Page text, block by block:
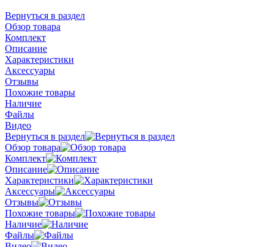
Вернуться в раздел
Обзор товара
Комплект
Описание
Характеристики
Аксессуары
Отзывы
Похожие товары
Наличие
Файлы
Видео
Вернуться в раздел
Обзор товара
Комплект
Описание
Характеристики
Аксессуары
Отзывы
Похожие товары
Наличие
Файлы